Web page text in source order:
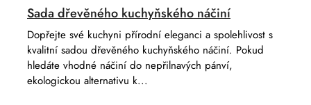
Sada dřevěného kuchyňského náčiní
Dopřejte své kuchyni přírodní eleganci a spolehlivost s
kvalitní sadou dřevěného kuchyňského náčiní. Pokud
hledáte vhodné náčiní do nepřilnavých pánví,
ekologickou alternativu k...